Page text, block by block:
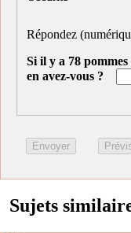
Répondez
Si il y a 78
en avez-vous ?
Sujets